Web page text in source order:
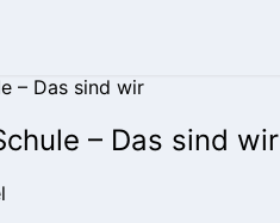
– Das sind wir
– Das sind wir